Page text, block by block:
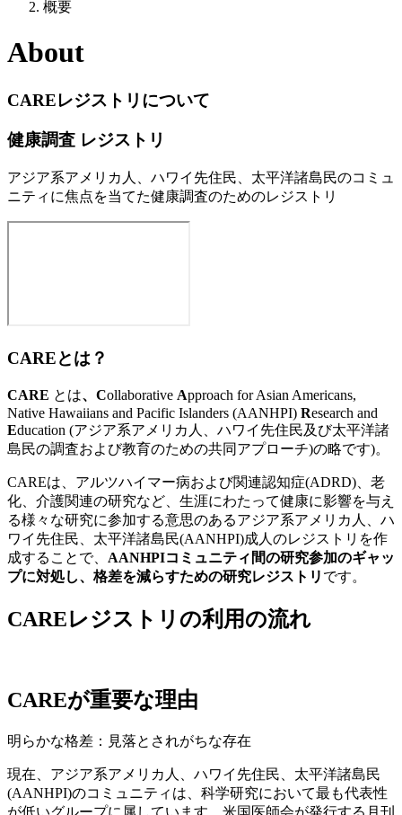
概要
About
CAREレジストリについて
健康調査 レジストリ
アジア系アメリカ人、ハワイ先住民、太平洋諸島民のコミュ
ニティに焦点を当てた健康調査のためのレジストリ
CAREとは？
CARE とは、 Collaborative Approach for Asian Americans,
Native Hawaiians and Pacific Islanders (AANHPI) Research and
Education (アジア系アメリカ人、ハワイ先住民及び太平洋諸
島民の調査および教育のための共同アプローチ)の略です)。
CAREは、アルツハイマー病および関連認知症(ADRD)、老
化、介護関連の研究など、生涯にわたって健康に影響を与え
る様々な研究に参加する意思のあるアジア系アメリカ人、ハ
ワイ先住民、太平洋諸島民(AANHPI)成人のレジストリを作
成することで、 AANHPIコミュニティ間の研究参加のギャッ
プに対処し、格差を減らすための研究レジストリ です。
CAREレジストリの利用の流れ
CAREが重要な理由
明らかな格差：見落とされがちな存在
現在、アジア系アメリカ人、ハワイ先住民、太平洋諸島民
(AANHPI)のコミュニティは、科学研究において最も代表性
が低いグループに属しています。米国医師会が発行する月刊